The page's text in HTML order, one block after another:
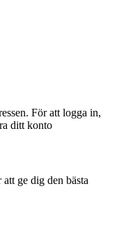
För att logga in,
ditt konto
ge dig den bästa